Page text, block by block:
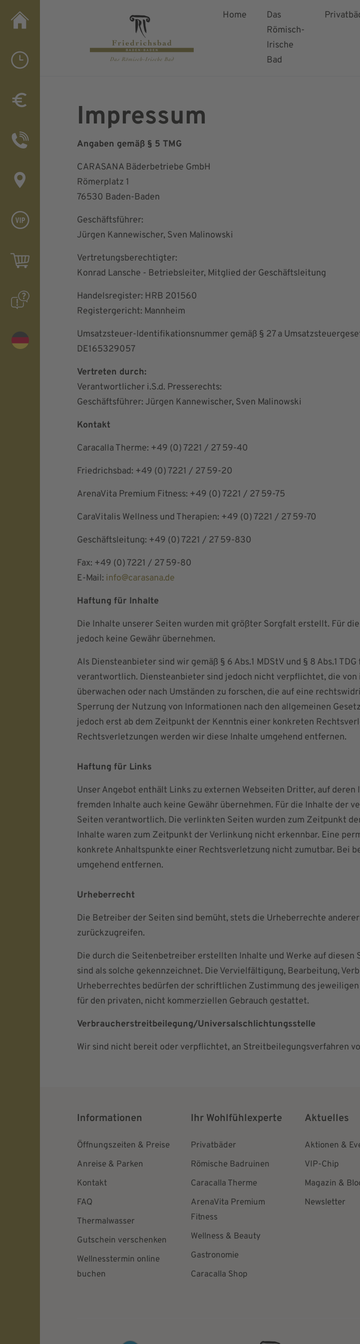
Home
Das
Römisch-
Irische
Bad
Impressum
Impressum
Angaben gemäß § 5 TMG
CARASANA Bäderbetriebe GmbH
Römerplatz 1
76530 Baden-Baden
Geschäftsführer:
Jürgen Kannewischer, Sven Malinowski
Vertretungsberechtigter:
Konrad Lansche - Betriebsleiter, Mitglied der Geschäftsleitung
Handelsregister: HRB 201560
Registergericht: Mannheim
Umsatzsteuer-Identifikationsnummer gemäß § 27 a
DE165329057
Vertreten durch:
Verantwortlicher i.S.d. Presserechts:
Geschäftsführer: Jürgen Kannewischer, Sven Malinowski
Kontakt
Caracalla Therme: +49 (0) 7221 / 27 59-40
Friedrichsbad: +49 (0) 7221 / 27 59-20
ArenaVita Premium Fitness: +49 (0) 7221 / 27 59-75
CaraVitalis Wellness und Therapien: +49 (0) 7221 / 27 59-70
Geschäftsleitung: +49 (0) 7221 / 27 59-830
Fax: +49 (0) 7221 / 27 59-80
E-Mail: info@carasana.de
Haftung für Inhalte
Die Inhalte unserer Seiten wurden mit größter Sorgfalt erstellt. Für
jedoch keine Gewähr übernehmen.
Als Diensteanbieter sind wir gemäß § 6 Abs.1 MDStV und § 8 Abs.1
verantwortlich. Diensteanbieter sind jedoch nicht verpflichtet, die
überwachen oder nach Umständen zu forschen, die auf eine
Sperrung der Nutzung von Informationen nach den allgemeinen
jedoch erst ab dem Zeitpunkt der Kenntnis einer konkreten
Rechtsverletzungen werden wir diese Inhalte umgehend entfernen.
Haftung für Links
Unser Angebot enthält Links zu externen Webseiten Dritter, auf
fremden Inhalte auch keine Gewähr übernehmen. Für die Inhalte
Seiten verantwortlich. Die verlinkten Seiten wurden zum Zeitpunkt
Inhalte waren zum Zeitpunkt der Verlinkung nicht erkennbar. Eine
konkrete Anhaltspunkte einer Rechtsverletzung nicht zumutbar. Bei
umgehend entfernen.
Urheberrecht
Die Betreiber der Seiten sind bemüht, stets die Urheberrechte
zurückzugreifen.
Die durch die Seitenbetreiber erstellten Inhalte und Werke auf
sind als solche gekennzeichnet. Die Vervielfältigung, Bearbeitung,
Urheberrechtes bedürfen der schriftlichen Zustimmung des
für den privaten, nicht kommerziellen Gebrauch gestattet.
Verbraucher­streit­beilegung/Universal­schlichtungs­stelle
Wir sind nicht bereit oder verpflichtet, an Streitbeilegungsverfahren
Informationen
Öffnungszeiten & Preise
Anreise & Parken
Kontakt
FAQ
Thermalwasser
Gutschein verschenken
Wellnesstermin online
buchen
Ihr Wohlfühlexperte
Privatbäder
Römische Badruinen
Caracalla Therme
ArenaVita Premium
Fitness
Wellness & Beauty
Gastronomie
Caracalla Shop
Aktuelles
Aktionen &
VIP-Chip
Magazin &
Newsletter